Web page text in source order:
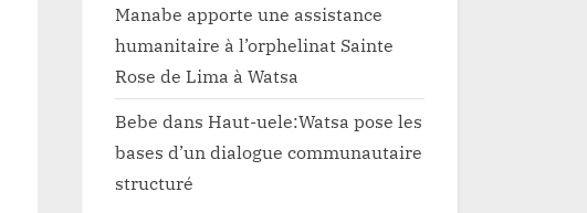
Manabe apporte une assistance
humanitaire à l’orphelinat Sainte
Rose de Lima à Watsa
Bebe dans Haut-uele:Watsa pose les
bases d’un dialogue communautaire
structuré